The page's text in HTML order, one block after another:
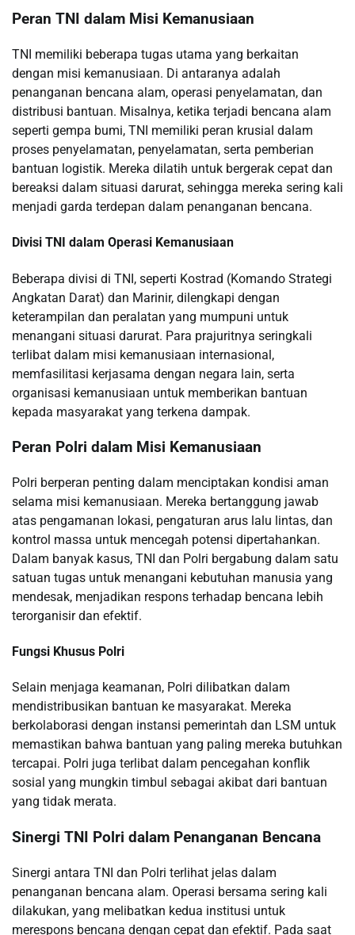
Peran TNI dalam Misi Kemanusiaan
TNI memiliki beberapa tugas utama yang berkaitan
dengan misi kemanusiaan. Di antaranya adalah
penanganan bencana alam, operasi penyelamatan, dan
distribusi bantuan. Misalnya, ketika terjadi bencana alam
seperti gempa bumi, TNI memiliki peran krusial dalam
proses penyelamatan, penyelamatan, serta pemberian
bantuan logistik. Mereka dilatih untuk bergerak cepat dan
bereaksi dalam situasi darurat, sehingga mereka sering kali
menjadi garda terdepan dalam penanganan bencana.
Divisi TNI dalam Operasi Kemanusiaan
Beberapa divisi di TNI, seperti Kostrad (Komando Strategi
Angkatan Darat) dan Marinir, dilengkapi dengan
keterampilan dan peralatan yang mumpuni untuk
menangani situasi darurat. Para prajuritnya seringkali
terlibat dalam misi kemanusiaan internasional,
memfasilitasi kerjasama dengan negara lain, serta
organisasi kemanusiaan untuk memberikan bantuan
kepada masyarakat yang terkena dampak.
Peran Polri dalam Misi Kemanusiaan
Polri berperan penting dalam menciptakan kondisi aman
selama misi kemanusiaan. Mereka bertanggung jawab
atas pengamanan lokasi, pengaturan arus lalu lintas, dan
kontrol massa untuk mencegah potensi dipertahankan.
Dalam banyak kasus, TNI dan Polri bergabung dalam satu
satuan tugas untuk menangani kebutuhan manusia yang
mendesak, menjadikan respons terhadap bencana lebih
terorganisir dan efektif.
Fungsi Khusus Polri
Selain menjaga keamanan, Polri dilibatkan dalam
mendistribusikan bantuan ke masyarakat. Mereka
berkolaborasi dengan instansi pemerintah dan LSM untuk
memastikan bahwa bantuan yang paling mereka butuhkan
tercapai. Polri juga terlibat dalam pencegahan konflik
sosial yang mungkin timbul sebagai akibat dari bantuan
yang tidak merata.
Sinergi TNI Polri dalam Penanganan Bencana
Sinergi antara TNI dan Polri terlihat jelas dalam
penanganan bencana alam. Operasi bersama sering kali
dilakukan, yang melibatkan kedua institusi untuk
merespons bencana dengan cepat dan efektif. Pada saat